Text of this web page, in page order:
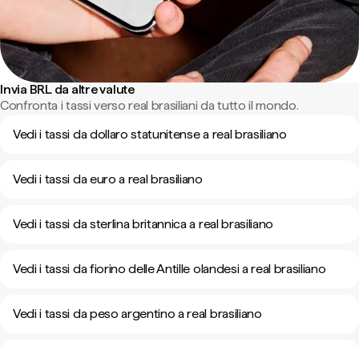
Invia BRL da altre valute
Confronta i tassi verso real brasiliani da tutto il mondo.
Vedi i tassi da dollaro statunitense a real brasiliano
Vedi i tassi da euro a real brasiliano
Vedi i tassi da sterlina britannica a real brasiliano
Vedi i tassi da fiorino delle Antille olandesi a real brasiliano
Vedi i tassi da peso argentino a real brasiliano